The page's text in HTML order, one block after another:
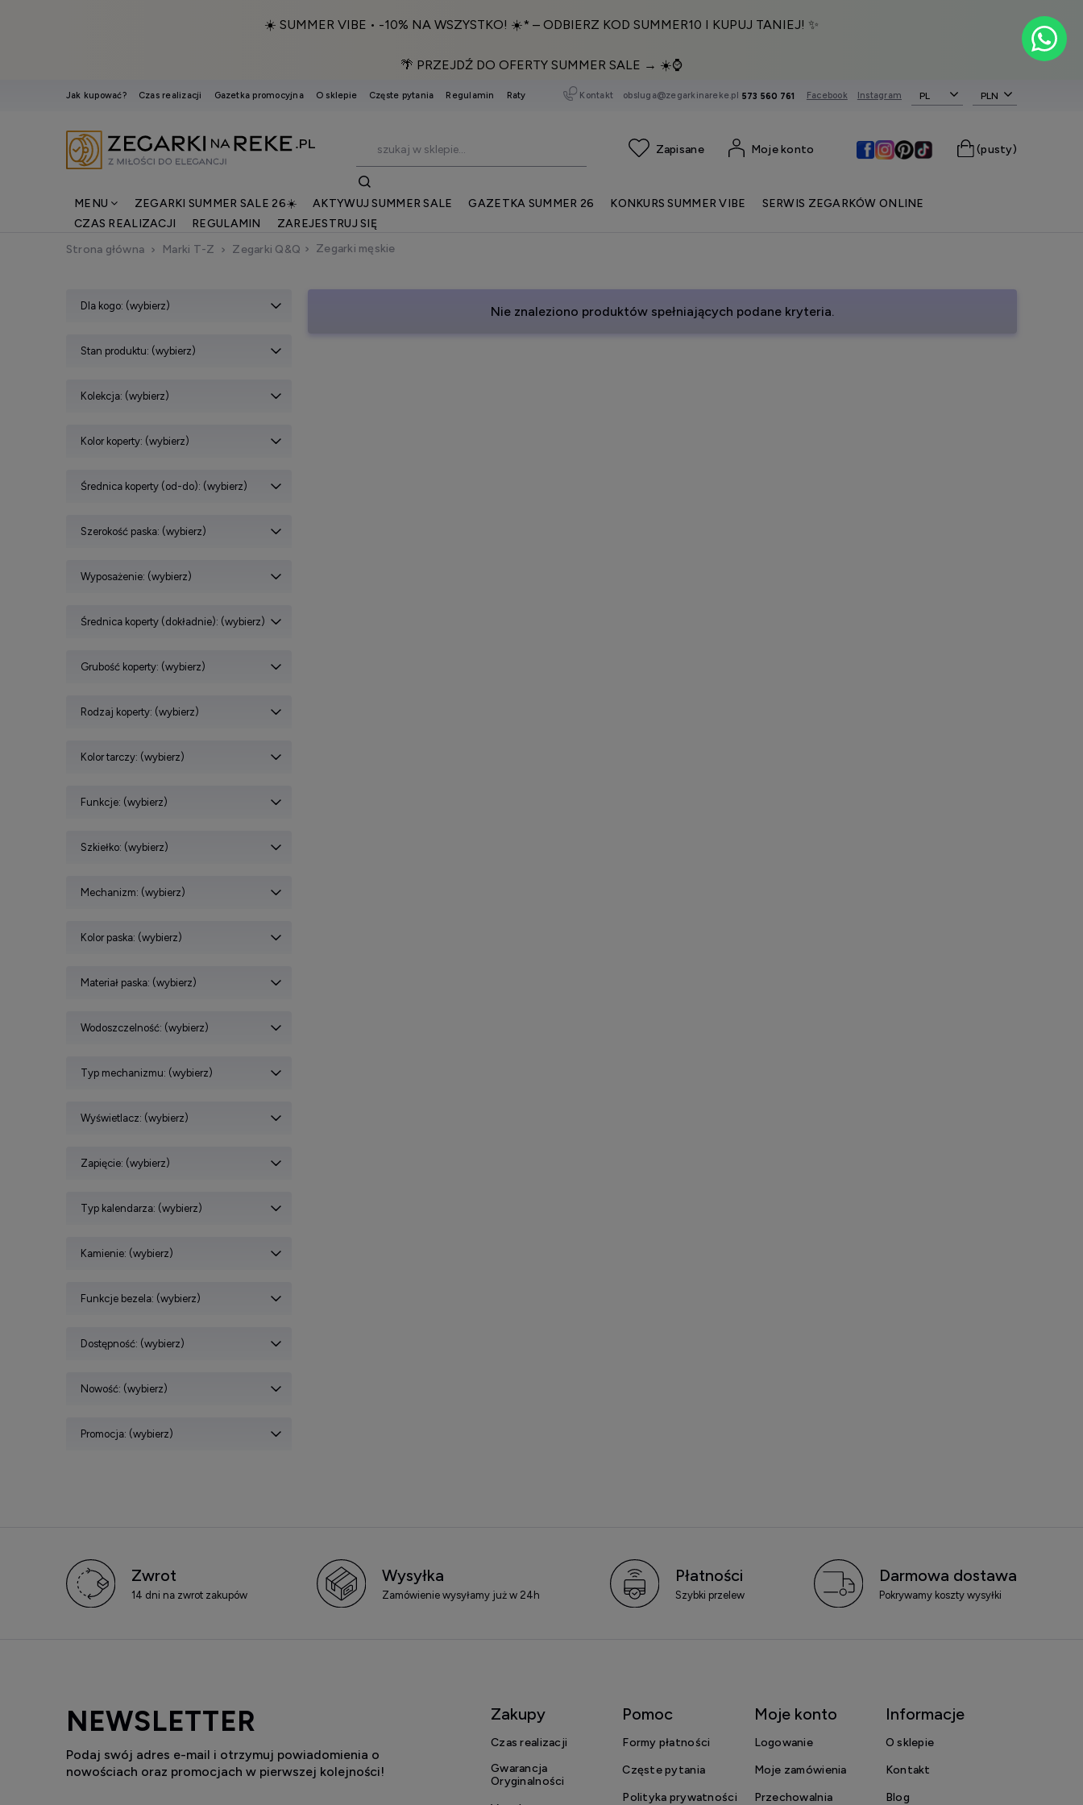
☀️ SUMMER VIBE • -10% NA WSZYSTKO! ☀️* – ODBIERZ KOD SUMMER10 I KUPUJ TANIEJ! ✨
🌴 PRZEJDŹ DO OFERTY SUMMER SALE → ☀️⌚️
Jak kupować? Czas realizacji Gazetka promocyjna O sklepie Częste pytania Regulamin Raty Kontakt obsluga@zegarkinareke.pl 573 560 761 Facebook Instagram PL
(pusty)
Moje konto
MENU ZEGARKI SUMMER SALE 26☀️ AKTYWUJ SUMMER SALE GAZETKA SUMMER 26 KONKURS SUMMER VIBE
SERWIS ZEGARKÓW ONLINE
CZAS REALIZACJI
REGULAMIN
ZAREJESTRUJ SIĘ
Strona główna
Marki T-Z Zegarki Q&Q Zegarki męskie
Dla kogo: (wybierz)
Stan produktu: (wybierz)
Kolekcja: (wybierz)
Kolor koperty: (wybierz)
Średnica koperty (od-do): (wybierz)
Szerokość paska: (wybierz)
Wyposażenie: (wybierz)
Średnica koperty (dokładnie): (wybierz)
Grubość koperty: (wybierz)
Rodzaj koperty: (wybierz)
Kolor tarczy: (wybierz)
Funkcje: (wybierz)
Szkiełko: (wybierz)
Mechanizm: (wybierz)
Kolor paska: (wybierz)
Materiał paska: (wybierz)
Wodoszczelność: (wybierz)
Typ mechanizmu: (wybierz)
Wyświetlacz: (wybierz)
Zapięcie: (wybierz)
Typ kalendarza: (wybierz)
Kamienie: (wybierz)
Funkcje bezela: (wybierz)
Dostępność: (wybierz)
Nowość: (wybierz)
Promocja: (wybierz)
Nie znaleziono produktów spełniających podane kryteria.
Zwrot
14 dni na zwrot zakupów
Wysyłka
Zamówienie wysyłamy już w 24h
Płatności
Szybki przelew
Darmowa dostawa
Pokrywamy koszty wysyłki
NEWSLETTER
Podaj swój adres e-mail i otrzymuj powiadomienia o
nowościach oraz promocjach w pierwszej kolejności!
Zakupy
Czas realizacji
Gwarancja
Oryginalności
Pomoc
Formy płatności
Częste pytania
Polityka prywatności
Moje konto
Logowanie
Moje zamówienia
Przechowalnia
Informacje
O sklepie
Kontakt
Blog